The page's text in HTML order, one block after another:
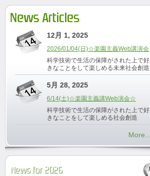
News Articles
12月 1, 2025
2026/01/04(日)☆楽園主義Web講演会
科学技術で生活の保障がされた上で好
きなことをして楽しめる未来社会創造
5月 28, 2025
6/14(土)☆楽園主義講Web演会☆
科学技術で生活の保障がされた上で好
きなことをして楽しめる社会創造
More...
News for 2026